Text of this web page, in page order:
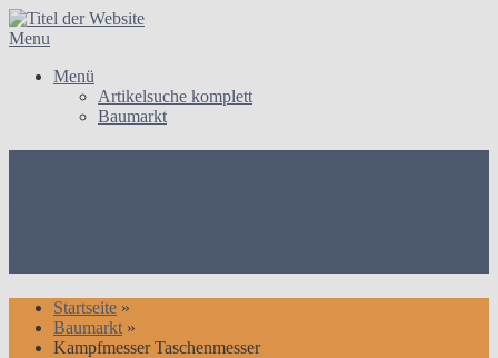
Skip
to
Menu
Menü
Artikelsuche komplett
Baumarkt
Startseite »
Baumarkt »
Kampfmesser Taschenmesser